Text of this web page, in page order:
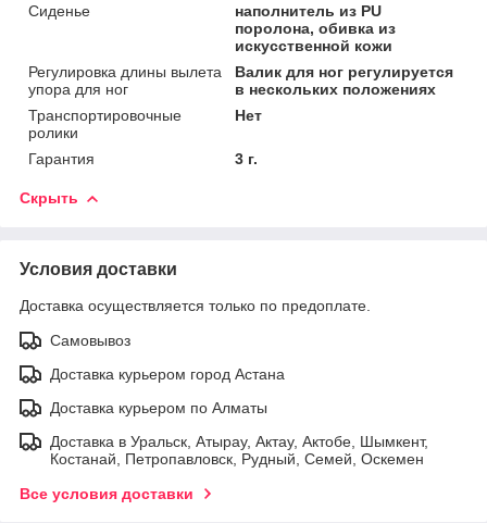
Сиденье
наполнитель из PU
поролона, обивка из
искусственной кожи
Регулировка длины вылета
упора для ног
Валик для ног регулируется
в нескольких положениях
Транспортировочные
ролики
Нет
Гарантия 3 г.
Скрыть
Условия доставки
Доставка осуществляется только по предоплате.
Самовывоз
Доставка курьером город Астана
Доставка курьером по Алматы
Доставка в Уральск, Атырау, Актау, Актобе, Шымкент,
Костанай, Петропавловск, Рудный, Семей, Оскемен
Все условия доставки